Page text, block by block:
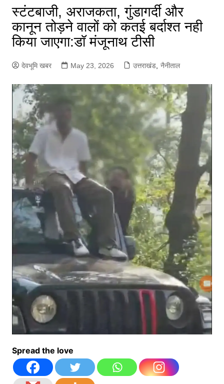
स्टंटबाजी, अराजकता, गुंडागर्दी और
कानून तोड़ने वालों को कतई बर्दाश्त नही
किया जाएगा:डॉ मंजूनाथ टीसी
देवभूमि खबर May 23, 2026 उत्तराखंड, नैनीताल
Spread the love